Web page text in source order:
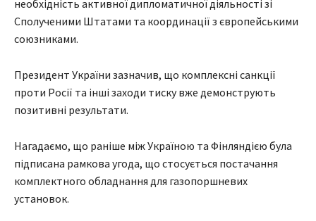
необхідність активної дипломатичної діяльності зі
Сполученими Штатами та координації з європейськими
союзниками.
Президент України зазначив, що комплексні санкції
проти Росії та інші заходи тиску вже демонструють
позитивні результати.
Нагадаємо, що раніше між Україною та Фінляндією була
підписана рамкова угода, що стосується постачання
комплектного обладнання для газопоршневих
установок.